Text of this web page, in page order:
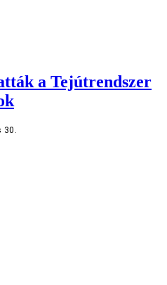
a Tejútrendszer
30.